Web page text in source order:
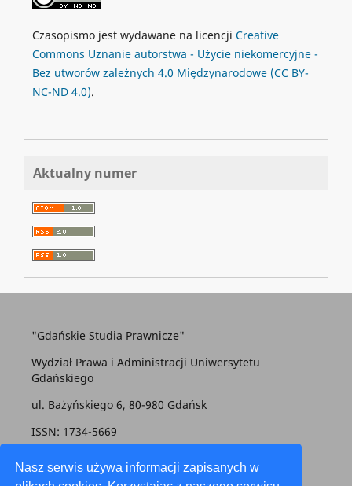
Nasz serwis używa informacji zapisanych w
Czasopismo jest wydawane na licencji Creative
Commons Uznanie autorstwa - Użycie niekomercyjne -
Bez utworów zależnych 4.0 Międzynarodowe (CC BY-
NC-ND 4.0).
Aktualny numer
"Gdańskie Studia Prawnicze"
Wydział Prawa i Administracji Uniwersytetu
Gdańskiego
ul. Bażyńskiego 6, 80-980 Gdańsk
ISSN: 1734-5669